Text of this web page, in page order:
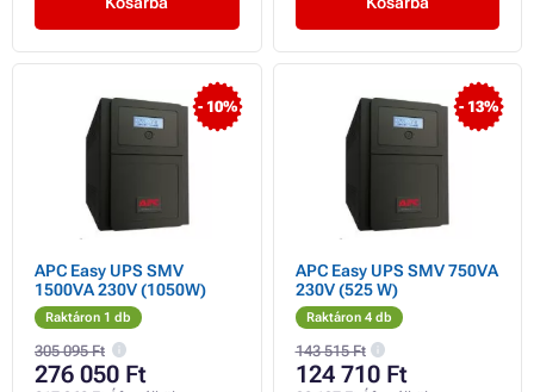
- 10%
APC Easy UPS SMV
1500VA 230V (1050W)
Raktáron 1 db
305 095 Ft
276 050 Ft
- 13%
APC Easy UPS SMV 750VA
230V (525 W)
Raktáron 4 db
143 515 Ft
124 710 Ft